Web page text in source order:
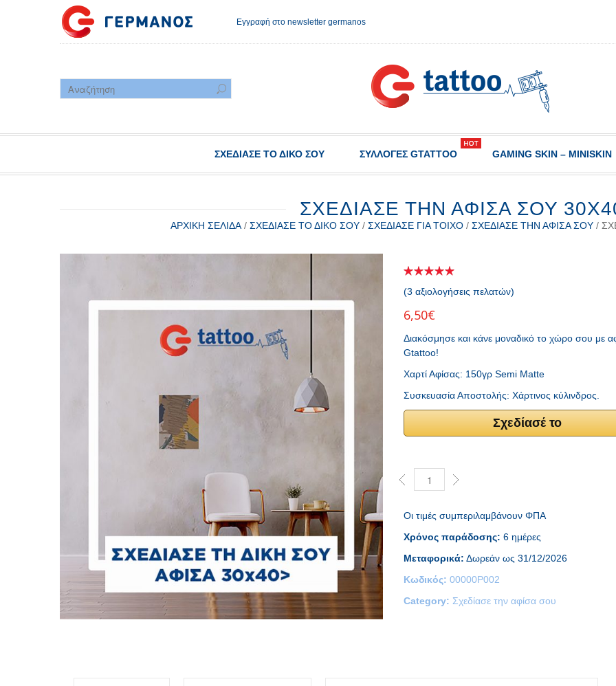
Εγγραφή στο newsletter germanos
ΣΧΕΔΊΑΣΕ ΤΟ ΔΙΚΌ ΣΟΥ ΣΥΛΛΟΓΈΣ GTATTOO GAMING SKIN – MINISKIN
ΣΧΕΔΙΑΣΕ ΤΗΝ ΑΦΙΣΑ ΣΟΥ
ΑΡΧΙΚΉ ΣΕΛΊΔΑ/ ΣΧΕΔΊΑΣΕ ΤΟ ΔΙΚΌ ΣΟΥ/ ΣΧΕΔΊΑΣΕ ΓΙΑ ΤΟΊΧΟ/ ΣΧΕΔΊΑΣΕ ΤΗΝ ΑΦΊΣΑ ΣΟΥ/
(3 αξιολογήσεις πελατών)
6,50€
Διακόσμησε και κάνε μοναδικό το χώρο σου με
Gtattoo!
Χαρτί Αφίσας: 150γρ Semi Matte
Συσκευασία Αποστολής: Χάρτινος κύλινδρος.
Σχεδίασέ το
Οι τιμές συμπεριλαμβάνουν ΦΠΑ
Χρόνος παράδοσης: 6 ημέρες
Μεταφορικά: Δωρεάν ως 31/12/2026
Κωδικός: 00000P002
Category: Σχεδίασε την αφίσα σου